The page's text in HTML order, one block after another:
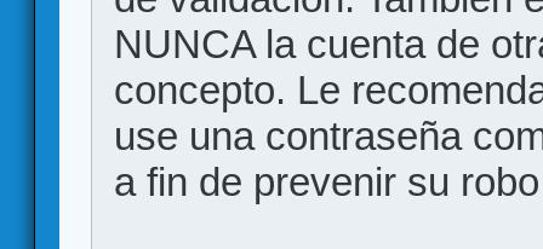
NUNCA la cuenta de
concepto. Le
use una contraseña
a fin de prevenir su